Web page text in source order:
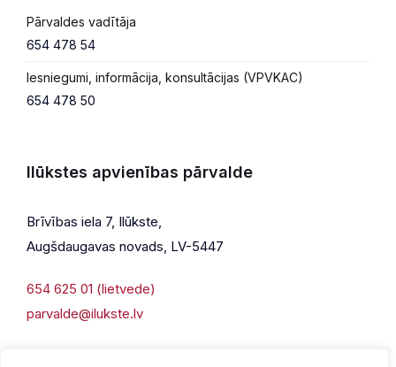
Pārvaldes vadītāja
654 478 54
Iesniegumi, informācija, konsultācijas (VPVKAC)
654 478 50
Ilūkstes apvienības pārvalde
Brīvības iela 7, Ilūkste,
Augšdaugavas novads, LV-5447
654 625 01 (lietvede)
parvalde@ilukste.lv